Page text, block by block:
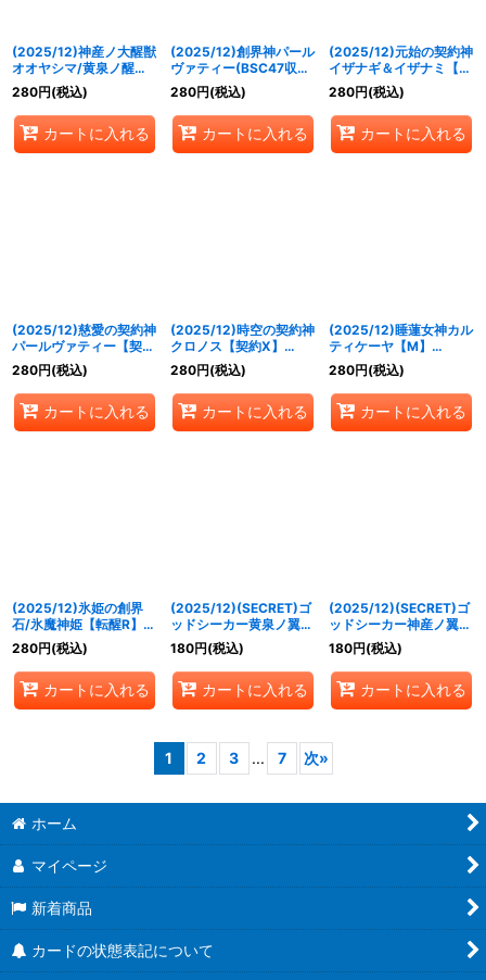
(2025/12)神産ノ大醒獣
オオヤシマ/黄泉ノ醒獣
帝ヨモツオオカミ
(BSC47収録)【転醒X】
{BS55-TX02a/BS55-
TX02b}《紫》
280円(税込)
カートに入れる
(2025/12)創界神パール
ヴァティー(BSC47収録)
【X】{BS58-X09}
《黄》
280円(税込)
カートに入れる
(2025/12)元始の契約神
イザナギ＆イザナミ【契
約X】{BSC47-CX01}
《多》
280円(税込)
カートに入れる
(2025/12)慈愛の契約神
パールヴァティー【契約
X】{BSC47-CX03}
《黄》
280円(税込)
カートに入れる
(2025/12)時空の契約神
クロノス【契約X】
{BSC47-CX04}《青》
280円(税込)
カートに入れる
(2025/12)睡蓮女神カル
ティケーヤ【M】
{BSC47-RV008}《黄》
280円(税込)
カートに入れる
(2025/12)氷姫の創界
石/氷魔神姫【転醒R】
{BSC47-
RV013a/BSC47-
RV013b}《白》
280円(税込)
カートに入れる
(2025/12)(SECRET)ゴ
ッドシーカー黄泉ノ翼ト
ヨクモノ(BSC47収録)
【C-SEC】{BS55-013}
《紫》
180円(税込)
カートに入れる
(2025/12)(SECRET)ゴ
ッドシーカー神産ノ翼ク
ニノトコタチ(BSC47収
録)【C-SEC】{BS55-
029}《緑》
180円(税込)
カートに入れる
1 2 3 ... 7 次»
ホーム
マイページ
新着商品
カードの状態表記について